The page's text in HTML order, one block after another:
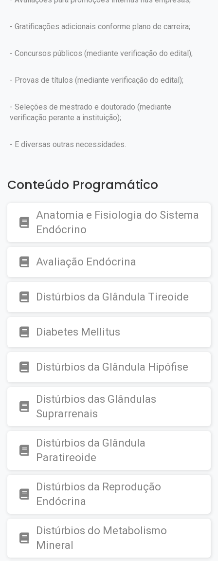
- Gratificações adicionais conforme plano de carreira;
- Concursos públicos (mediante verificação do edital);
- Provas de títulos (mediante verificação do edital);
- Seleções de mestrado e doutorado (mediante
verificação perante a instituição);
- E diversas outras necessidades.
Conteúdo Programático
Anatomia e Fisiologia do Sistema
Endócrino
Avaliação Endócrina
Distúrbios da Glândula Tireoide
Diabetes Mellitus
Distúrbios da Glândula Hipófise
Distúrbios das Glândulas
Suprarrenais
Distúrbios da Glândula
Paratireoide
Distúrbios da Reprodução
Endócrina
Distúrbios do Metabolismo
Mineral